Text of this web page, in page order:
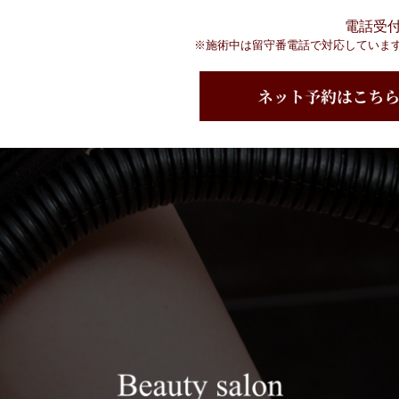
電話受
※施術中は留守番電話で対応していま